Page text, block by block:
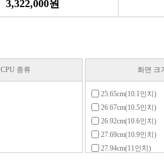
3,322,000원
CPU 종류 화면 크
25.65cm(10.1인치)
26.67cm(10.5인치)
26.92cm(10.6인치)
27.69cm(10.9인치)
27.94cm(11인치)